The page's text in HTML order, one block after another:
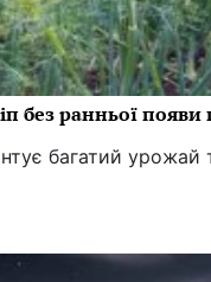
без ранньої появи
багатий урожай